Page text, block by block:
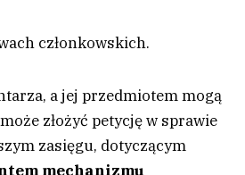
członkowskich.
a jej przedmiotem mogą
złożyć petycję w sprawie
zasięgu, dotyczącym
mechanizmu